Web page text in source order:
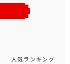
人気ランキング